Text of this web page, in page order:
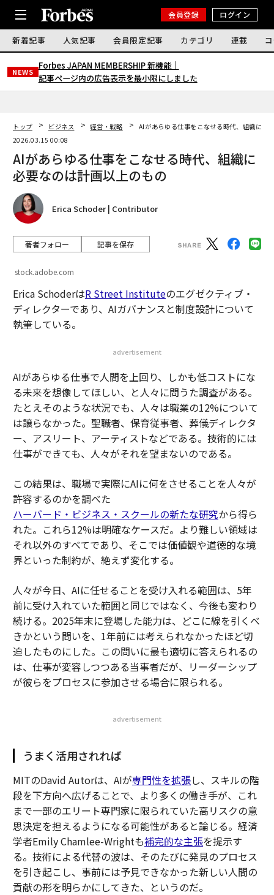
会員登録 ログイン
新着記事 人気記事 会員限定記事 カテゴリ 連載
NEWS
Forbes JAPAN MEMBERSHIP 新機能｜
記事ページ内の広告表示を最小限にしました
トップ ビジネス 経営・戦略
AIがあらゆる仕事をこなせる時代、組織に必
2026.03.15 00:08
AIがあらゆる仕事をこなせる時代、組織に
必要なのは計画以上のもの
Erica Schoder | Contributor
著者フォロー 記事を保存
stock.adobe.com
Erica SchoderはR Street Instituteのエグゼクティブ・
ディレクターであり、AIガバナンスと制度設計について
執筆している。
advertisement
AIがあらゆる仕事で人間を上回り、しかも低コストにな
る未来を想像してほしい、と人々に問うた調査がある。
たとえそのような状況でも、人々は職業の12%について
は譲らなかった。聖職者、保育従事者、葬儀ディレクタ
ー、アスリート、アーティストなどである。技術的には
仕事ができても、人々がそれを望まないのである。
この結果は、職場で実際にAIに何をさせることを人々が
許容するのかを調べた
ハーバード・ビジネス・スクールの新たな研究から得ら
れた。これら12%は明確なケースだ。より難しい領域は
それ以外のすべてであり、そこでは価値観や道徳的な境
界といった制約が、絶えず変化する。
人々が今日、AIに任せることを受け入れる範囲は、5年
前に受け入れていた範囲と同じではなく、今後も変わり
続ける。2025年末に登場した能力は、どこに線を引くべ
きかという問いを、1年前には考えられなかったほど切
迫したものにした。この問いに最も適切に答えられるの
は、仕事が変容しつつある当事者だが、リーダーシップ
が彼らをプロセスに参加させる場合に限られる。
advertisement
うまく活用されれば
MITのDavid Autorは、AIが専門性を拡張し、スキルの階
段を下方向へ広げることで、より多くの働き手が、これ
まで一部のエリート専門家に限られていた高リスクの意
思決定を担えるようになる可能性があると論じる。経済
学者Emily Chamlee-Wrightも補完的な主張を提示す
る。技術による代替の波は、そのたびに発見のプロセス
を引き起こし、事前には予見できなかった新しい人間の
貢献の形を明らかにしてきた、というのだ。